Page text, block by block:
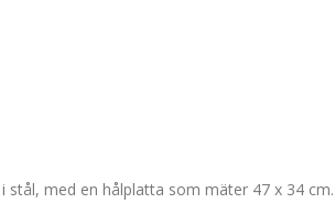
med en hålplatta som mäter 47 x 34 cm.